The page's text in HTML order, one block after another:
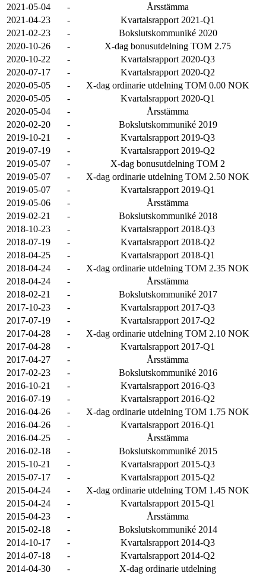
2021-05-04 -
Årsstämma
2021-04-23
-
Kvartalsrapport 2021-Q1
2021-02-23
-
Bokslutskommuniké 2020
2020-10-26
-
X-dag bonusutdelning TOM 2.75
2020-10-22
-
Kvartalsrapport 2020-Q3
2020-07-17
-
Kvartalsrapport 2020-Q2
2020-05-05
-
X-dag ordinarie utdelning TOM 0.00 NOK
2020-05-05
-
Kvartalsrapport 2020-Q1
2020-05-04
-
Årsstämma
2020-02-20
-
Bokslutskommuniké 2019
2019-10-21
-
Kvartalsrapport 2019-Q3
2019-07-19
-
Kvartalsrapport 2019-Q2
2019-05-07
-
X-dag bonusutdelning TOM 2
2019-05-07
-
X-dag ordinarie utdelning TOM 2.50 NOK
2019-05-07
-
Kvartalsrapport 2019-Q1
2019-05-06
-
Årsstämma
2019-02-21
-
Bokslutskommuniké 2018
2018-10-23
-
Kvartalsrapport 2018-Q3
2018-07-19
-
Kvartalsrapport 2018-Q2
2018-04-25
-
Kvartalsrapport 2018-Q1
2018-04-24
-
X-dag ordinarie utdelning TOM 2.35 NOK
2018-04-24
-
Årsstämma
2018-02-21
-
Bokslutskommuniké 2017
2017-10-23
-
Kvartalsrapport 2017-Q3
2017-07-19
-
Kvartalsrapport 2017-Q2
2017-04-28
-
X-dag ordinarie utdelning TOM 2.10 NOK
2017-04-28
-
Kvartalsrapport 2017-Q1
2017-04-27
-
Årsstämma
2017-02-23
-
Bokslutskommuniké 2016
2016-10-21
-
Kvartalsrapport 2016-Q3
2016-07-19
-
Kvartalsrapport 2016-Q2
2016-04-26
-
X-dag ordinarie utdelning TOM 1.75 NOK
2016-04-26
-
Kvartalsrapport 2016-Q1
2016-04-25
-
Årsstämma
2016-02-18
-
Bokslutskommuniké 2015
2015-10-21
-
Kvartalsrapport 2015-Q3
2015-07-17
-
Kvartalsrapport 2015-Q2
2015-04-24
-
X-dag ordinarie utdelning TOM 1.45 NOK
2015-04-24
-
Kvartalsrapport 2015-Q1
2015-04-23
-
Årsstämma
2015-02-18
-
Bokslutskommuniké 2014
2014-10-17
-
Kvartalsrapport 2014-Q3
2014-07-18
-
Kvartalsrapport 2014-Q2
2014-04-30
-
X-dag ordinarie utdelning